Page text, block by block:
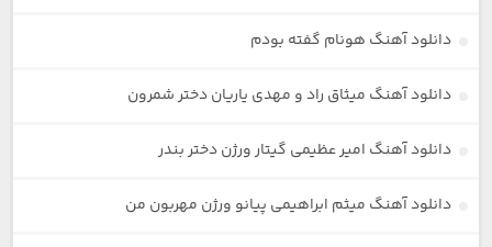
دانلود آهنگ هونام گفته بودم
دانلود آهنگ میثاق راد و مهدی یاریان دختر شمرون
دانلود آهنگ امیر عظیمی گیتار ورژن دختر بندر
دانلود آهنگ میثم ابراهیمی پیانو ورژن مهربون من